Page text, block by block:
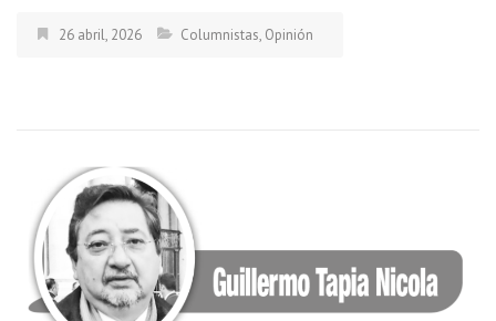
26 abril, 2026 Columnistas, Opinión